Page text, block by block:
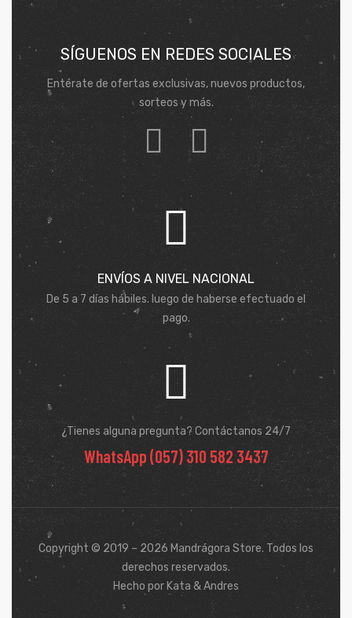
SÍGUENOS EN REDES SOCIALES
Entérate de ofertas exclusivas, nuevos productos,
sorteos y más.
ENVÍOS A NIVEL NACIONAL
De 5 a 7 días hábiles. luego de haberse efectuado el
pago.
¿Tienes alguna pregunta? Contáctanos 24/7
WhatsApp (057) 310 582 3437
Copyright © 2019 – 2026 Mandrágora Store. Todos los
derechos reservados.
Hecho por Kata & Andres